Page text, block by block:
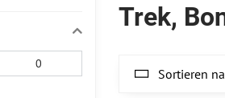
Trek,
Sortieren